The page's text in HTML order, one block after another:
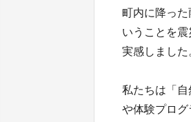
町内に降っ
いうことを
実感しました
私たちは「
や体験プロ